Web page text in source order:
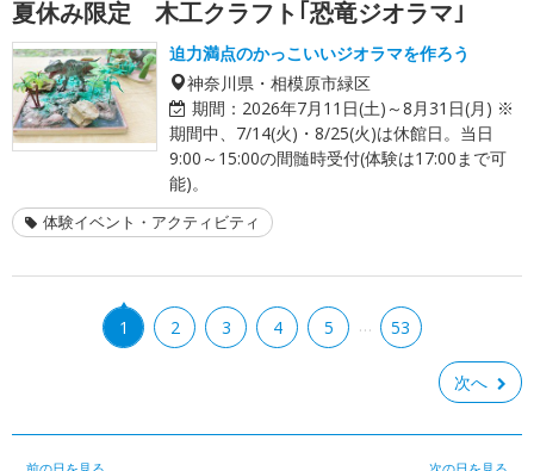
夏休み限定 木工クラフト｢恐竜ジオラマ｣
迫力満点のかっこいいジオラマを作ろう
神奈川県・相模原市緑区
期間： 2026年7月11日(土)～8月31日(月) ※
期間中、7/14(火)・8/25(火)は休館日。当日
9:00～15:00の間髄時受付(体験は17:00まで可
能)。
体験イベント・アクティビティ
1 2 3 4 5 … 53
次へ